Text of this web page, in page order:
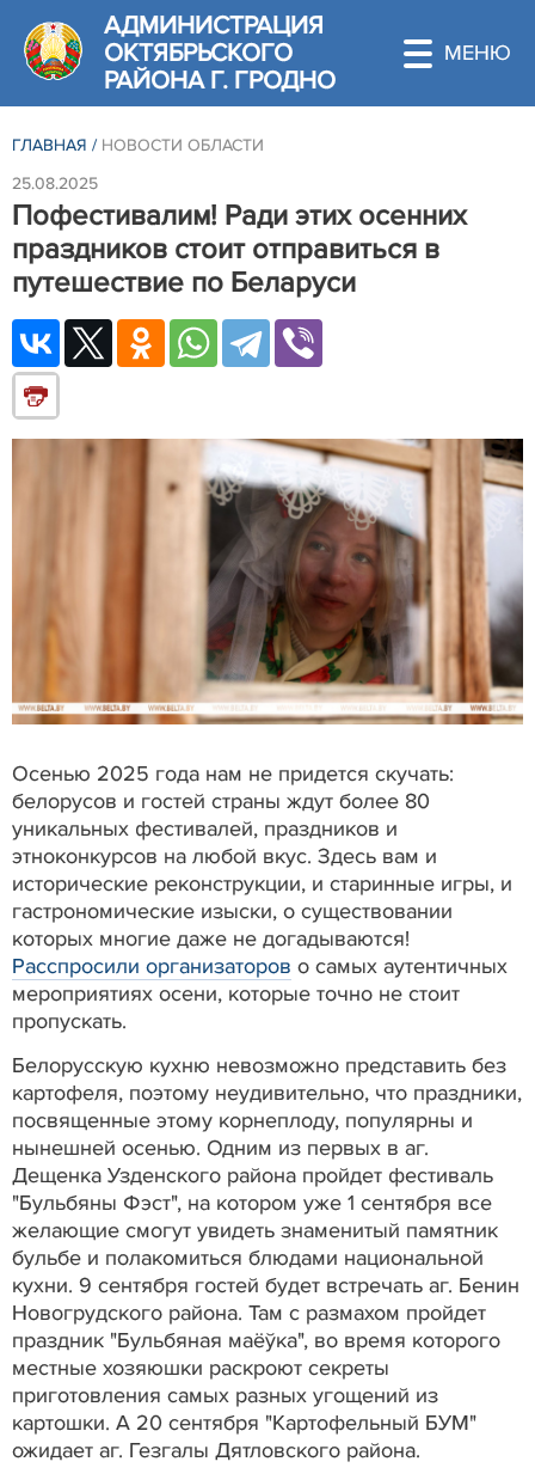
АДМИНИСТРАЦИЯ
ОКТЯБРЬСКОГО
РАЙОНА Г. ГРОДНО
ГЛАВНАЯ / НОВОСТИ ОБЛАСТИ
25.08.2025
Пофестивалим! Ради этих осенних
праздников стоит отправиться в
путешествие по Беларуси
Осенью 2025 года нам не придется скучать:
белорусов и гостей страны ждут более 80
уникальных фестивалей, праздников и
этноконкурсов на любой вкус. Здесь вам и
исторические реконструкции, и старинные игры, и
гастрономические изыски, о существовании
которых многие даже не догадываются!
Расспросили организаторов о самых аутентичных
мероприятиях осени, которые точно не стоит
пропускать.
Белорусскую кухню невозможно представить без
картофеля, поэтому неудивительно, что праздники,
посвященные этому корнеплоду, популярны и
нынешней осенью. Одним из первых в аг.
Дещенка Узденского района пройдет фестиваль
"Бульбяны Фэст", на котором уже 1 сентября все
желающие смогут увидеть знаменитый памятник
бульбе и полакомиться блюдами национальной
кухни. 9 сентября гостей будет встречать аг. Бенин
Новогрудского района. Там с размахом пройдет
праздник "Бульбяная маёўка", во время которого
местные хозяюшки раскроют секреты
приготовления самых разных угощений из
картошки. А 20 сентября "Картофельный БУМ"
ожидает аг. Гезгалы Дятловского района.